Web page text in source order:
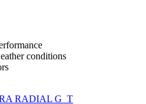
conditions